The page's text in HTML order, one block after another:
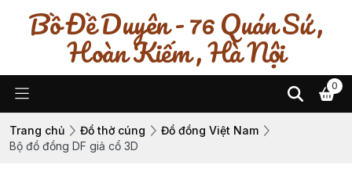
Bồ Đề Duyên - 76 Quán Sứ ,
Hoàn Kiếm , Hà Nội
0
Trang chủ Đồ thờ cúng
Đồ đồng Việt Nam
Bộ đồ đồng DF giả cổ 3D